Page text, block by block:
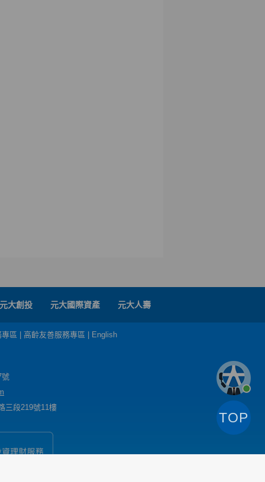
元大創投 元大國際資產 元大人壽
區 高齡友善服務專區 English
號
三段219號11樓
TOP